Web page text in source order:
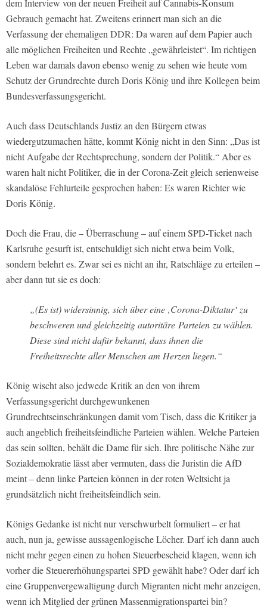
dem Interview von der neuen Freiheit auf Cannabis-Konsum
Gebrauch gemacht hat. Zweitens erinnert man sich an die
Verfassung der ehemaligen DDR: Da waren auf dem Papier auch
alle möglichen Freiheiten und Rechte „gewährleistet“. Im richtigen
Leben war damals davon ebenso wenig zu sehen wie heute vom
Schutz der Grundrechte durch Doris König und ihre Kollegen beim
Bundesverfassungsgericht.
Auch dass Deutschlands Justiz an den Bürgern etwas
wiedergutzumachen hätte, kommt König nicht in den Sinn: „Das ist
nicht Aufgabe der Rechtsprechung, sondern der Politik.“ Aber es
waren halt nicht Politiker, die in der Corona-Zeit gleich serienweise
skandalöse Fehlurteile gesprochen haben: Es waren Richter wie
Doris König.
Doch die Frau, die – Überraschung – auf einem SPD-Ticket nach
Karlsruhe gesurft ist, entschuldigt sich nicht etwa beim Volk,
sondern belehrt es. Zwar sei es nicht an ihr, Ratschläge zu erteilen –
aber dann tut sie es doch:
„(Es ist) widersinnig, sich über eine ‚Corona-Diktatur‘ zu
beschweren und gleichzeitig autoritäre Parteien zu wählen.
Diese sind nicht dafür bekannt, dass ihnen die
Freiheitsrechte aller Menschen am Herzen liegen.“
König wischt also jedwede Kritik an den von ihrem
Verfassungsgericht durchgewunkenen
Grundrechtseinschränkungen damit vom Tisch, dass die Kritiker ja
auch angeblich freiheitsfeindliche Parteien wählen. Welche Parteien
das sein sollten, behält die Dame für sich. Ihre politische Nähe zur
Sozialdemokratie lässt aber vermuten, dass die Juristin die AfD
meint – denn linke Parteien können in der roten Weltsicht ja
grundsätzlich nicht freiheitsfeindlich sein.
Königs Gedanke ist nicht nur verschwurbelt formuliert – er hat
auch, nun ja, gewisse aussagenlogische Löcher. Darf ich dann auch
nicht mehr gegen einen zu hohen Steuerbescheid klagen, wenn ich
vorher die Steuererhöhungspartei SPD gewählt habe? Oder darf ich
eine Gruppenvergewaltigung durch Migranten nicht mehr anzeigen,
wenn ich Mitglied der grünen Massenmigrationspartei bin?